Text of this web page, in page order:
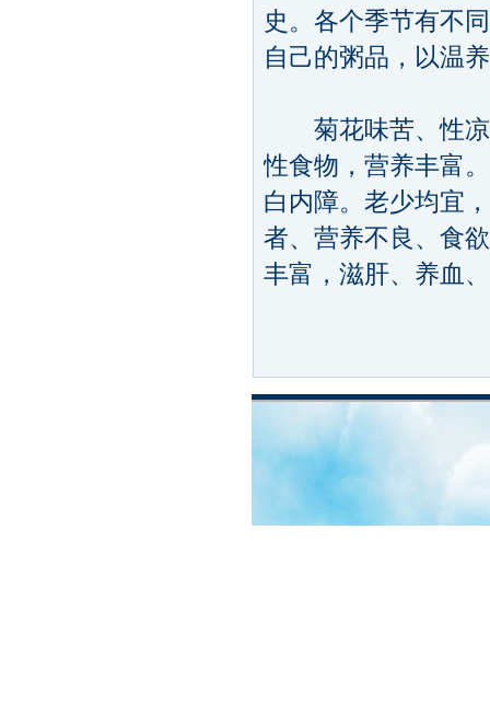
史。各个季节有不
自己的粥品，以温
菊花味苦、性凉
性食物，营养丰富
白内障。老少均宜
者、营养不良、食
丰富，滋肝、养血